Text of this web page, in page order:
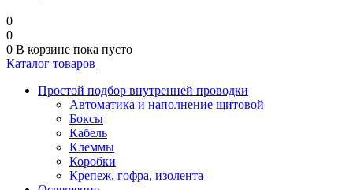
0
0
0 В корзине пока пусто
Каталог товаров
Простой подбор внутренней проводки
Автоматика и наполнение щитовой
Боксы
Кабель
Клеммы
Коробки
Крепеж, гофра, изолента